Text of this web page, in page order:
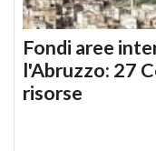
Fondi aree
l'Abruzzo: 27
risorse